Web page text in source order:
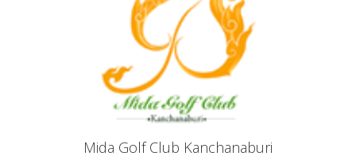
Mida Golf Club Kanchanaburi